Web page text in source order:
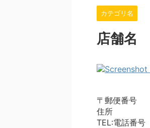
カテゴリ名
店舗名
〒郵便番号
住所
TEL:電話番号